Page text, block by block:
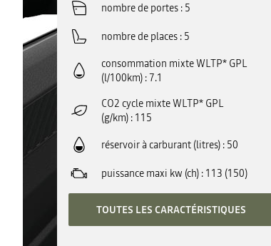
nombre de portes 5
nombre de places 5
consommation mixte WLTP* GPL
(l/100km) 7.1
CO2 cycle mixte WLTP* GPL
(g/km) 115
réservoir à carburant (litres) 50
puissance maxi kw (ch) 113 (150)
TOUTES LES CARACTÉRISTIQUES